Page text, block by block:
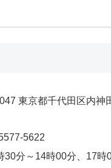
東京都千代田区内神
5622
30分～14時00分、17時